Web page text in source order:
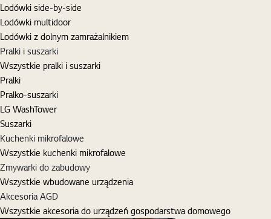
Lodówki side-by-side
Lodówki multidoor
Lodówki z dolnym zamrażalnikiem
Pralki i suszarki
Wszystkie pralki i suszarki
Pralki
Pralko-suszarki
LG WashTower
Suszarki
Kuchenki mikrofalowe
Wszystkie kuchenki mikrofalowe
Zmywarki do zabudowy
Wszystkie wbudowane urządzenia
Akcesoria AGD
Wszystkie akcesoria do urządzeń gospodarstwa domowego